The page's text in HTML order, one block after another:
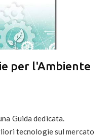
per l'Ambiente
Guida dedicata.
tecnologie sul mercato